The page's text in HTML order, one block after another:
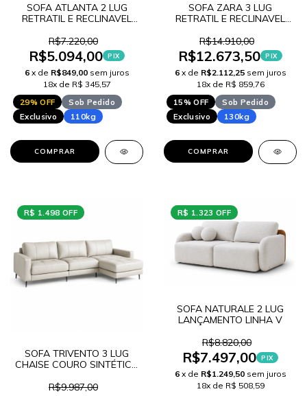
SOFA ATLANTA 2 LUG
RETRATIL E RECLINAVEL
R$7.220,00
R$5.094,00 PIX
6 x de R$849,00 sem juros
18x de R$ 345,57
29% OFF
Sob Pedido
Exclusivo
110kg
COMPRAR
SOFA ZARA 3 LUG
RETRATIL E RECLINAVEL
R$14.910,00
R$12.673,50 PIX
6 x de R$2.112,25 sem juros
18x de R$ 859,76
15% OFF
Sob Pedido
Exclusivo
130kg
COMPRAR
R$ 1.498 OFF
SOFA TRIVENTO 3 LUG
CHAISE COURO SINTÉTICO
R$9.987,00
R$ 1.323 OFF
SOFA NATURALE 2 LUG
LANÇAMENTO LINHA V
R$8.820,00
R$7.497,00 PIX
6 x de R$1.249,50 sem juros
18x de R$ 508,59